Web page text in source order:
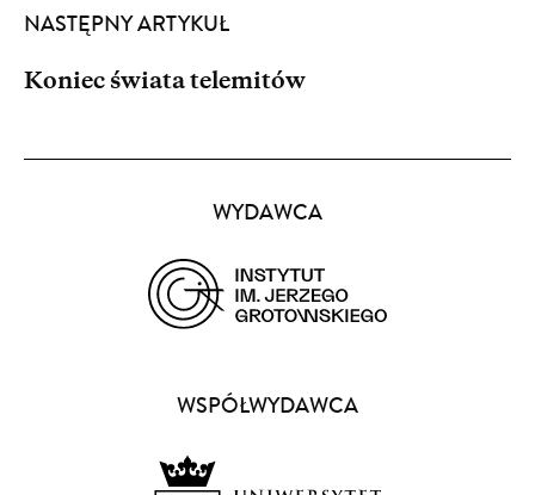
NASTĘPNY ARTYKUŁ
Koniec świata telemitów
WYDAWCA
WSPÓŁWYDAWCA